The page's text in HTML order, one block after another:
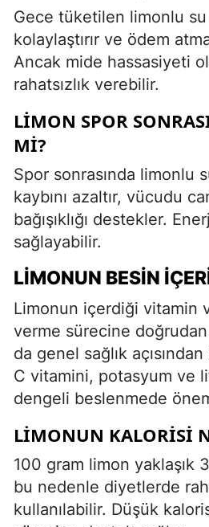
Gece tüketilen limonlu
kolaylaştırır ve ödem
Ancak mide hassasiyeti
rahatsızlık verebilir.
LIMON SPOR
MI?
Spor sonrasında limonlu
kaybını azaltır, vücudu
bağışıklığı destekler.
sağlayabilir.
LIMONUN BESIN
Limonun içerdiği vitamin
verme sürecine doğrudan
da genel sağlık
C vitamini, potasyum ve
dengeli beslenmede
LIMONUN KALORISI
100 gram limon yaklaşık
bu nedenle diyetlerde
kullanılabilir. Düşük